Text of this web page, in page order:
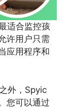
适合监控孩
许用户只需
应用程序和
外，Spyic
您可以通过